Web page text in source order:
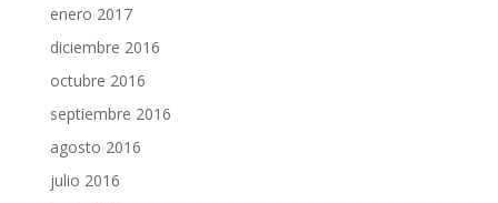
enero 2017
diciembre 2016
octubre 2016
septiembre 2016
agosto 2016
julio 2016